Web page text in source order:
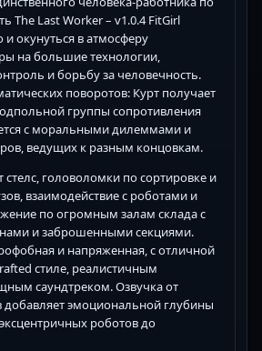
The Last Worker – v1.0.4 FitGirl
и окунуться в атмосферу
на большие технологии,
и борьбу за человечность.
поворотов: Курт получает
группы сопротивления
с моральными дилеммами и
ведущих к разным концовкам.
стелс, головоломки по сортировке и
взаимодействие с роботами и
по огромным залам склада с
и заброшенными секциями.
и напряженная, с отличной
стиле, реалистичным
саундтреком. Озвучка от
добавляет эмоциональной глубины
роботов до